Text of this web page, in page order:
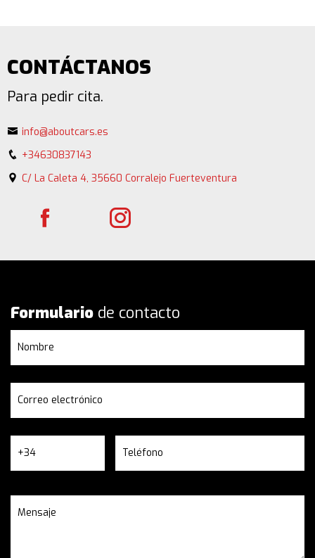
CONTÁCTANOS
Para pedir cita.
info@aboutcars.es
+34630837143
C/ La Caleta 4, 35660 Corralejo Fuerteventura
Formulario de contacto